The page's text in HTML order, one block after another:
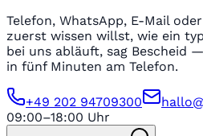
Telefon, WhatsApp, E-Mail
zuerst wissen willst, wie ein
bei uns abläuft, sag Bescheid
in fünf Minuten am Telefon.
+49 202 94709300
09:00–18:00 Uhr